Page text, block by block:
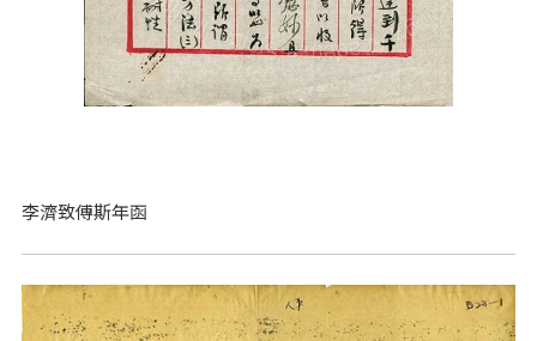
李濟致傅斯年函